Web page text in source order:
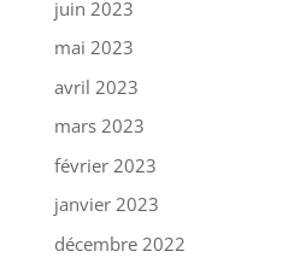
juin 2023
mai 2023
avril 2023
mars 2023
février 2023
janvier 2023
décembre 2022